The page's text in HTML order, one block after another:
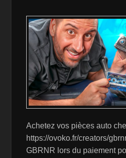
st
Achetez vos pièces auto
https://ovoko.fr/creators/
GBRNR lors du paiement